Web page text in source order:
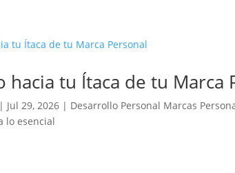
hacia tu Ítaca de tu Marca
| Jul 29, 2026 | Desarrollo Personal Marcas
lo esencial